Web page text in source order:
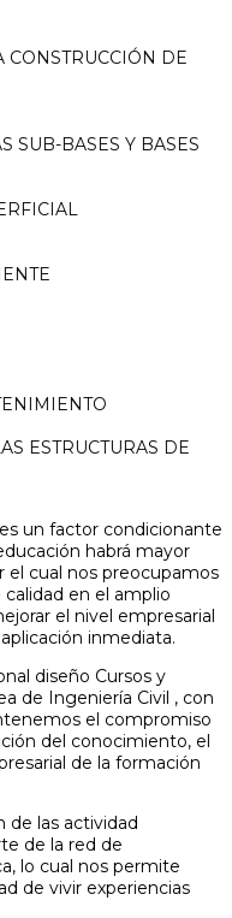
CONSTRUCCIÓN DE
SUB-BASES Y BASES
ESTRUCTURAS DE
un factor condicionante
habrá mayor
cual nos preocupamos
en el amplio
el nivel empresarial
inmediata.
diseño Cursos y
de Ingeniería Civil , con
el compromiso
del conocimiento, el
de la formación
de las actividad
de la red de
lo cual nos permite
de vivir experiencias